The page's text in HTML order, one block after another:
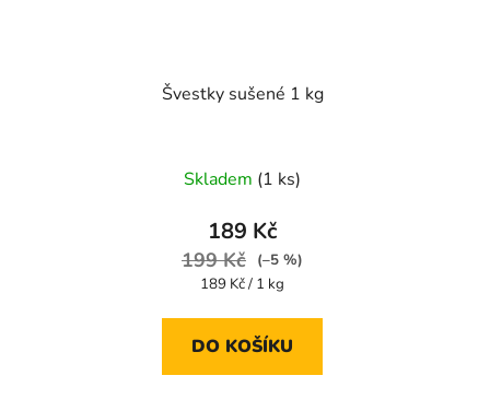
Švestky sušené 1 kg
hodnocení
produktu
je
4,4
5
Skladem (1 ks)
189 Kč
199 Kč
(–5 %)
Měrná
189 Kč / 1 kg
DO KOŠÍKU